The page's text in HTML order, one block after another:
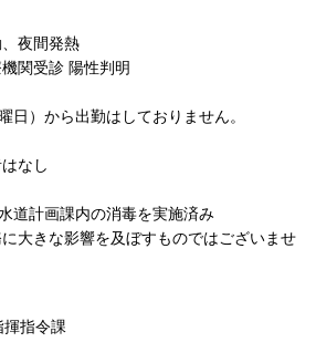
夜間発熱
関受診 陽性判明
日）から出勤はしておりません。
なし
道計画課内の消毒を実施済み
大きな影響を及ぼすものではございませ
揮指令課